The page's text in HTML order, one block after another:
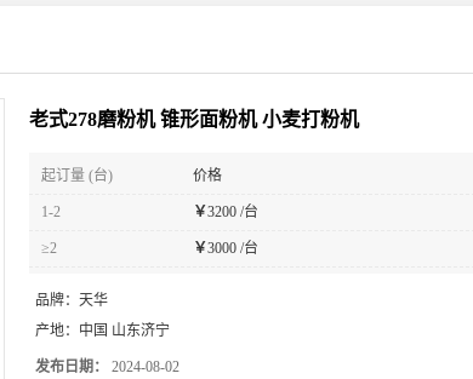
老式278磨粉机 锥形面粉机 小麦打粉机
起订量 (台) 价格
1-2 ￥3200 /台
≥2 ￥3000 /台
品牌： 天华
产地： 中国 山东济宁
发布日期： 2024-08-02